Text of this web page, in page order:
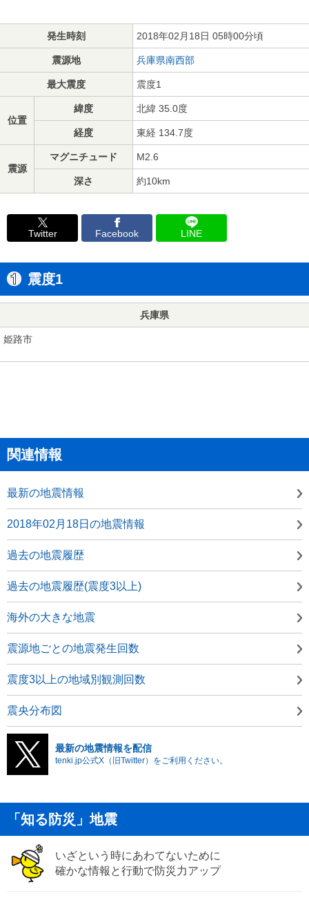
発生時刻 2018年02月18日 05時00分頃
震源地 兵庫県南西部
最大震度 震度1
位置
緯度 北緯 35.0度
経度 東経 134.7度
震源
マグニチュード M2.6
深さ 約10km
Twitter Facebook LINE
震度1
兵庫県
姫路市
関連情報
最新の地震情報
2018年02月18日の地震情報
過去の地震履歴
過去の地震履歴(震度3以上)
海外の大きな地震
震源地ごとの地震発生回数
震度3以上の地域別観測回数
震央分布図
最新の地震情報を配信
tenki.jp公式X（旧Twitter）をご利用ください。
「知る防災」地震
いざという時にあわてないために
確かな情報と行動で防災力アップ